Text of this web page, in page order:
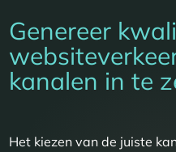
Genereer
kanalen in te
Het kiezen van de juiste